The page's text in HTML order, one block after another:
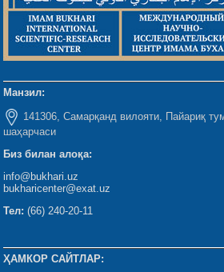
Манзил:
141306, Самарқанд вилояти,
шаҳарчаси
Биз билан алоқа:
info@bukhari.uz
bukharicenter@exat.uz
Тел: (66) 240-20-11
ҲАМКОР САЙТЛАР: